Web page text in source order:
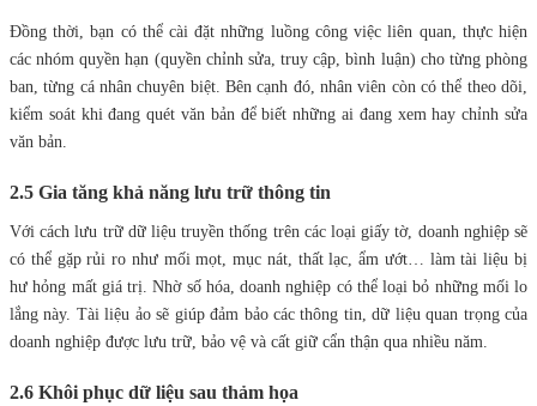
Đồng thời, bạn có thể cài đặt những luồng công việc liên quan, thực hiện
các nhóm quyền hạn (quyền chỉnh sửa, truy cập, bình luận) cho từng phòng
ban, từng cá nhân chuyên biệt. Bên cạnh đó, nhân viên còn có thể theo dõi,
kiểm soát khi đang quét văn bản để biết những ai đang xem hay chỉnh sửa
văn bản.
2.5 Gia tăng khả năng lưu trữ thông tin
Với cách lưu trữ dữ liệu truyền thống trên các loại giấy tờ, doanh nghiệp sẽ
có thể gặp rủi ro như mối mọt, mục nát, thất lạc, ẩm ướt… làm tài liệu bị
hư hỏng mất giá trị. Nhờ số hóa, doanh nghiệp có thể loại bỏ những mối lo
lắng này. Tài liệu ảo sẽ giúp đảm bảo các thông tin, dữ liệu quan trọng của
doanh nghiệp được lưu trữ, bảo vệ và cất giữ cẩn thận qua nhiều năm.
2.6 Khôi phục dữ liệu sau thảm họa